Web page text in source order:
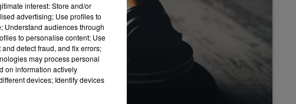
interest: Store and/or
advertising; Use profiles to
Understand audiences through
to personalise content; Use
detect fraud, and fix errors;
may process personal
on information actively
devices; Identify devices